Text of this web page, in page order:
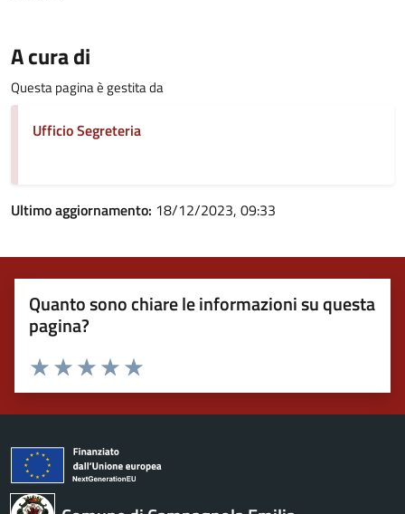
A cura di
Questa pagina è gestita da
Ufficio Segreteria
Ultimo aggiornamento: 18/12/2023, 09:33
Quanto sono chiare le informazioni su questa
pagina?
Valuta 5 stelle su 5
Valuta 4 stelle su 5
Valuta 3 stelle su 5
Valuta 2 stelle su 5
Valuta 1 stelle su 5